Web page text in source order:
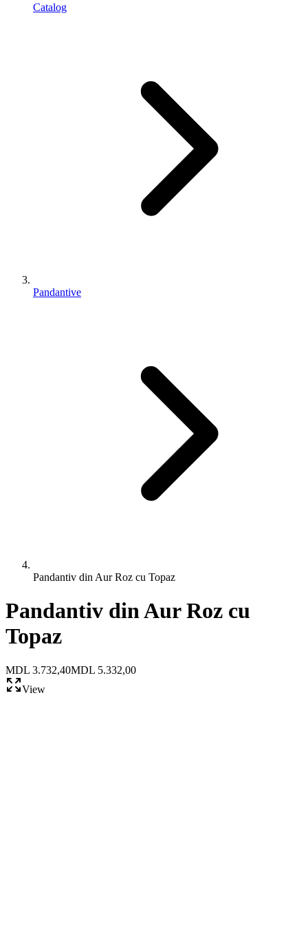
Catalog
Pandantive
Pandantiv din Aur Roz cu Topaz
Pandantiv din Aur Roz cu
Topaz
MDL 3.732,40MDL 5.332,00
View